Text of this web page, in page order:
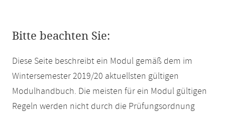
Bitte beachten Sie:
Diese Seite beschreibt ein Modul gemäß dem im
Wintersemester 2019/20 aktuellsten gültigen
Modulhandbuch. Die meisten für ein Modul gültigen
Regeln werden nicht durch die Prüfungsordnung